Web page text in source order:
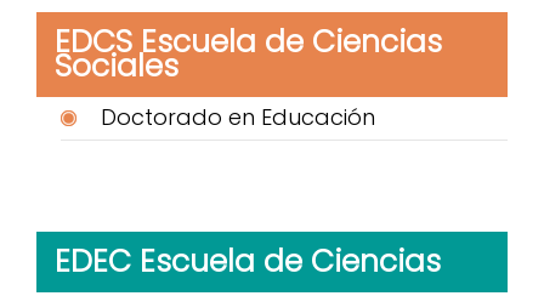
EDCS Escuela de Ciencias
Sociales
Doctorado en Educación
EDEC Escuela de Ciencias